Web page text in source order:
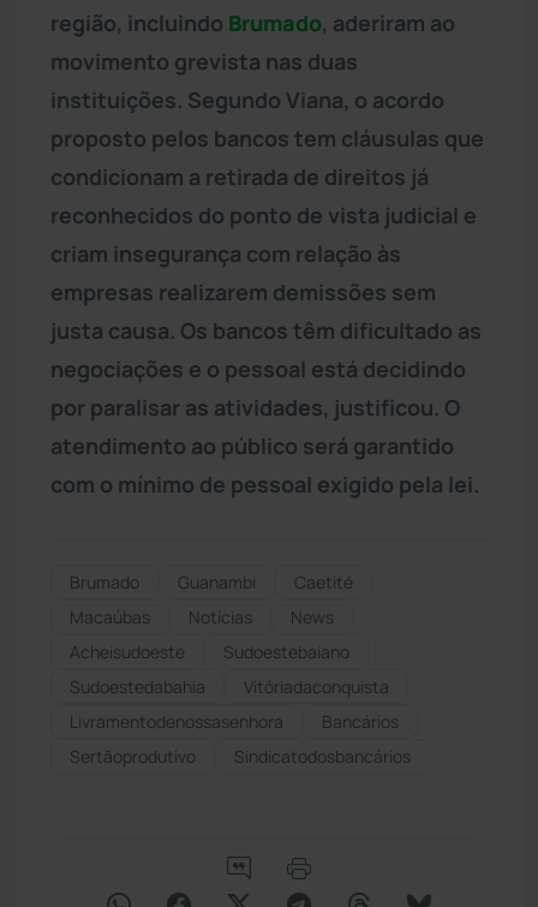
região, incluindo Brumado, aderiram ao
movimento grevista nas duas
instituições. Segundo Viana, o acordo
proposto pelos bancos tem cláusulas que
condicionam a retirada de direitos já
reconhecidos do ponto de vista judicial e
criam insegurança com relação às
empresas realizarem demissões sem
justa causa. Os bancos têm dificultado as
negociações e o pessoal está decidindo
por paralisar as atividades, justificou. O
atendimento ao público será garantido
com o mínimo de pessoal exigido pela lei.
Brumado Guanambi
Caetité
Macaúbas
Notícias
News
Acheisudoeste
Sudoestebaiano
Sudoestedabahia
Vitóriadaconquista
Livramentodenossasenhora
Bancários
Sertãoprodutivo
Sindicatodosbancários